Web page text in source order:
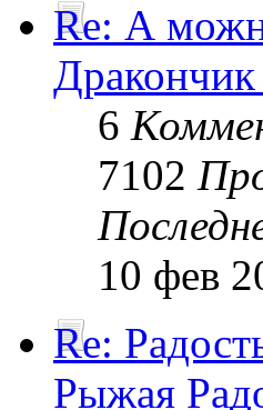
Re: А
6
7102
10 фев
Re:
Рыжая